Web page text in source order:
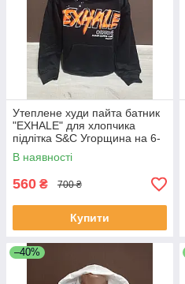
Утеплене худи пайта батник
"EXHALE" для хлопчика
підлітка S&C Угорщина на 6-
12 років чорний
В наявності
560 ₴ 700 ₴
Купити
–40%